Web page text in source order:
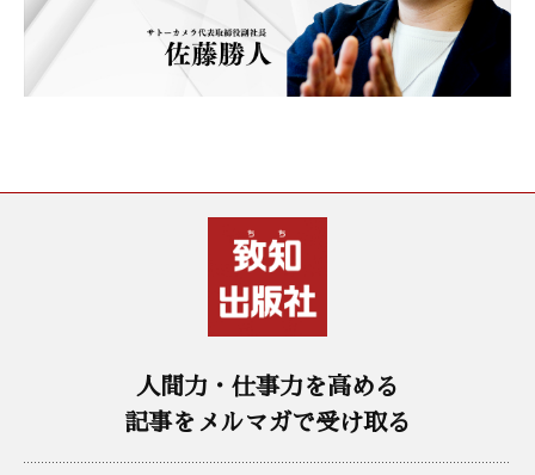
人間力・仕事力を高める
記事をメルマガで受け取る